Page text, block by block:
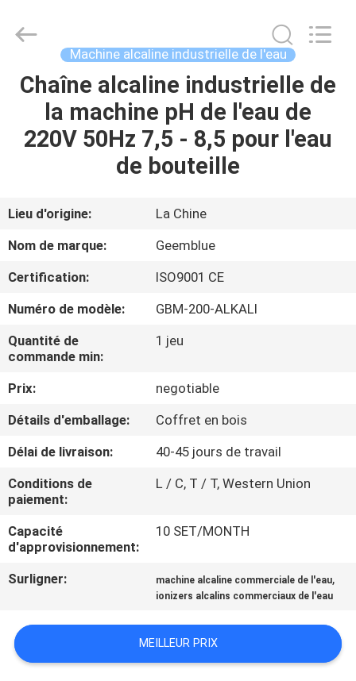
MAISON
PRODUITS
AU
DE
NOUS
VISITE
D'USINE
CONTRÔLE
DE
QUALITÉ
CONTACTEZ-
NOUS
NOUVELLES
Ltd..
Developed
Machine alcaline industrielle de l'eau
Chaîne alcaline industrielle de
la machine pH de l'eau de
220V 50Hz 7,5 - 8,5 pour l'eau
de bouteille
Lieu d'origine:
La Chine
Nom de marque:
Geemblue
Certification:
ISO9001 CE
Numéro de modèle:
GBM-200-ALKALI
Quantité de
commande min:
1 jeu
Prix:
negotiable
Détails d'emballage:
Coffret en bois
Délai de livraison:
40-45 jours de travail
Conditions de
paiement:
L / C, T / T, Western Union
Capacité
d'approvisionnement:
10 SET/MONTH
Surligner: machine alcaline commerciale de l'eau,
ionizers alcalins commerciaux de l'eau
MEILLEUR PRIX